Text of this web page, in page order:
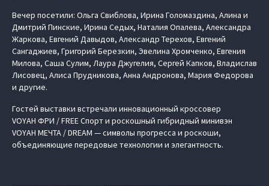
Вечер посетили: Ольга Свиблова, Ирина Голомаздина, Алина и
Дмитрий Пинские, Ирина Седых, Наталия Опалева, Александра
Жаркова, Евгений Давыдов, Александр Терехов, Евгений
Сангаджиев, Григорий Березкин, Эвелина Хромченко, Евгения
Милова, Саша Сулим, Лаура Джугелия, Сергей Капков, Владислав
Лисовец, Алиса Прудникова, Анна Андронова, Мария Федорова
и другие.
Гостей выставки встречали инновационный кроссовер
VOYAH ФРИ / FREE Спорт и роскошный гибридный минивэн
VOYAH МЕЧТА / DREAM — символы прогресса и роскоши,
объединяющие передовые технологии и элегантность.